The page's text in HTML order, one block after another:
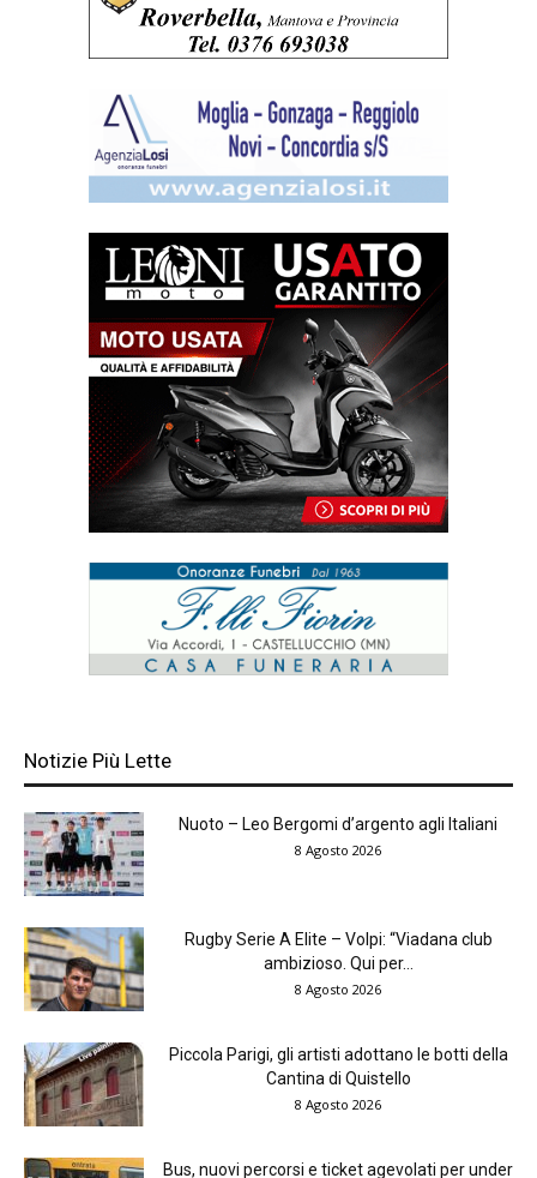
Notizie Più Lette
Nuoto – Leo Bergomi d’argento agli Italiani
8 Agosto 2026
Rugby Serie A Elite – Volpi: “Viadana club
ambizioso. Qui per...
8 Agosto 2026
Piccola Parigi, gli artisti adottano le botti della
Cantina di Quistello
8 Agosto 2026
Bus, nuovi percorsi e ticket agevolati per under